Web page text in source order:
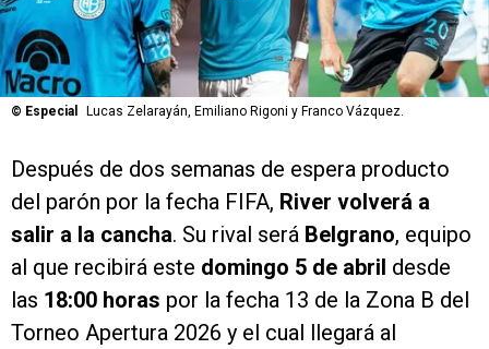
© Especial Lucas Zelarayán, Emiliano Rigoni y Franco Vázquez.
Después de dos semanas de espera producto
del parón por la fecha FIFA, River volverá a
salir a la cancha. Su rival será Belgrano, equipo
al que recibirá este domingo 5 de abril desde
las 18:00 horas por la fecha 13 de la Zona B del
Torneo Apertura 2026 y el cual llegará al